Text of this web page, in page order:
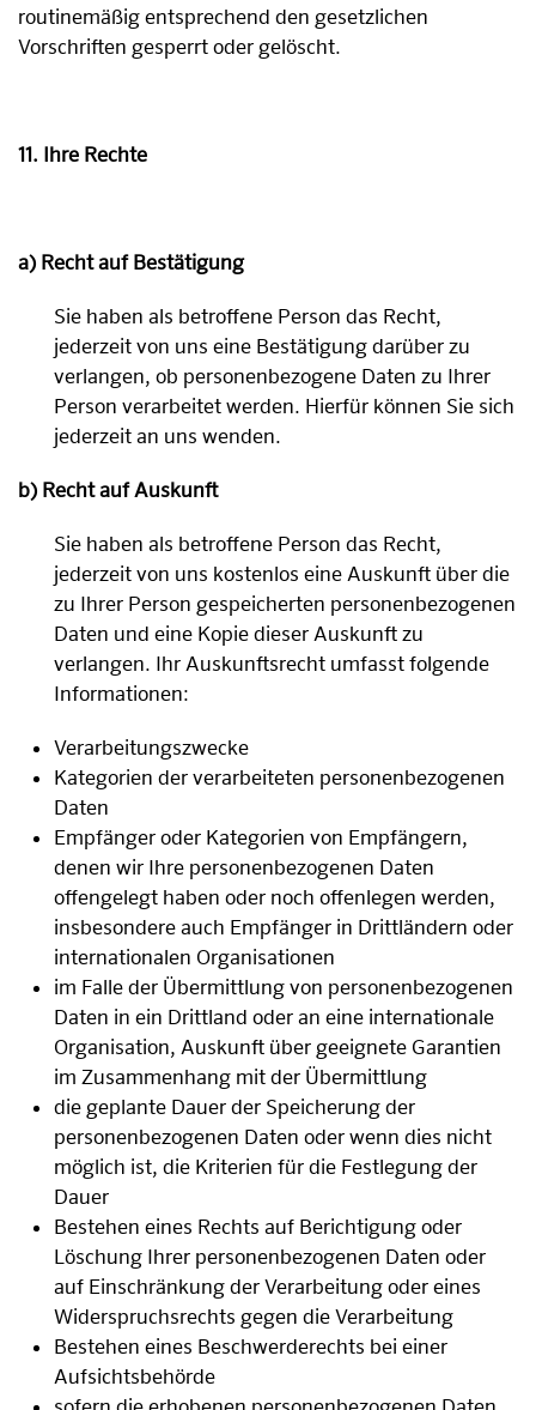
routinemäßig entsprechend den gesetzlichen
Vorschriften gesperrt oder gelöscht.
11. Ihre Rechte
a) Recht auf Bestätigung
Sie haben als betroffene Person das Recht,
jederzeit von uns eine Bestätigung darüber zu
verlangen, ob personenbezogene Daten zu Ihrer
Person verarbeitet werden. Hierfür können Sie sich
jederzeit an uns wenden.
b) Recht auf Auskunft
Sie haben als betroffene Person das Recht,
jederzeit von uns kostenlos eine Auskunft über die
zu Ihrer Person gespeicherten personenbezogenen
Daten und eine Kopie dieser Auskunft zu
verlangen. Ihr Auskunftsrecht umfasst folgende
Informationen:
Verarbeitungszwecke
Kategorien der verarbeiteten personenbezogenen
Daten
Empfänger oder Kategorien von Empfängern,
denen wir Ihre personenbezogenen Daten
offengelegt haben oder noch offenlegen werden,
insbesondere auch Empfänger in Drittländern oder
internationalen Organisationen
im Falle der Übermittlung von personenbezogenen
Daten in ein Drittland oder an eine internationale
Organisation, Auskunft über geeignete Garantien
im Zusammenhang mit der Übermittlung
die geplante Dauer der Speicherung der
personenbezogenen Daten oder wenn dies nicht
möglich ist, die Kriterien für die Festlegung der
Dauer
Bestehen eines Rechts auf Berichtigung oder
Löschung Ihrer personenbezogenen Daten oder
auf Einschränkung der Verarbeitung oder eines
Widerspruchsrechts gegen die Verarbeitung
Bestehen eines Beschwerderechts bei einer
Aufsichtsbehörde